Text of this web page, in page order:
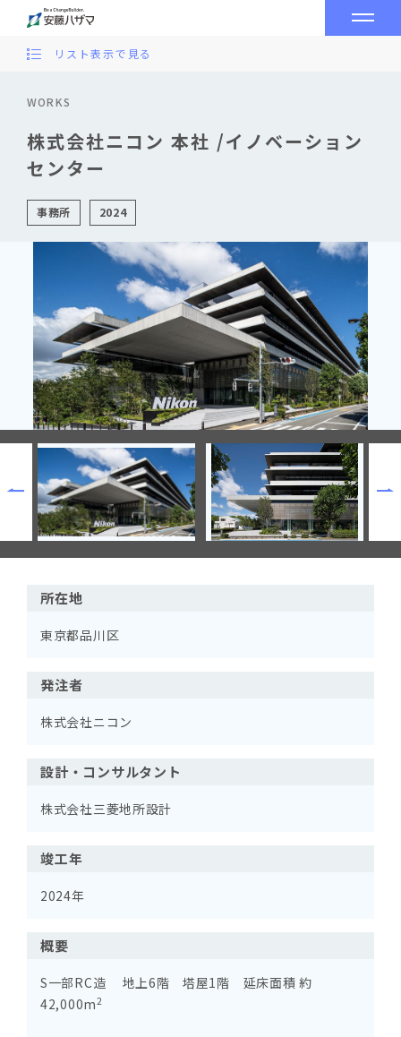
WORKS
株式会社ニコン 本社 /イノベーション
センター
事務所 2024
リスト表示で見る
所在地
東京都品川区
発注者
株式会社ニコン
設計・コンサルタント
株式会社三菱地所設計
竣工年
2024年
概要
S一部RC造 地上6階 塔屋1階 延床面積 約
42,000m2